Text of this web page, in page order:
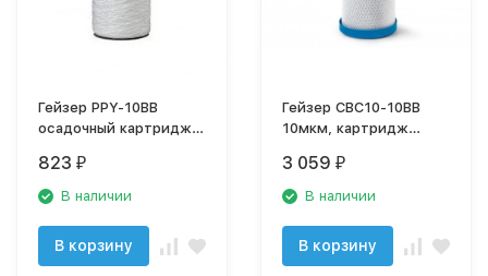
Гейзер PPY-10BB
осадочный картридж,
полипропилен
823 ₽
В наличии
В корзину
Гейзер CBC10-10BB
10мкм, картридж
27018
3 059 ₽
В наличии
В корзину